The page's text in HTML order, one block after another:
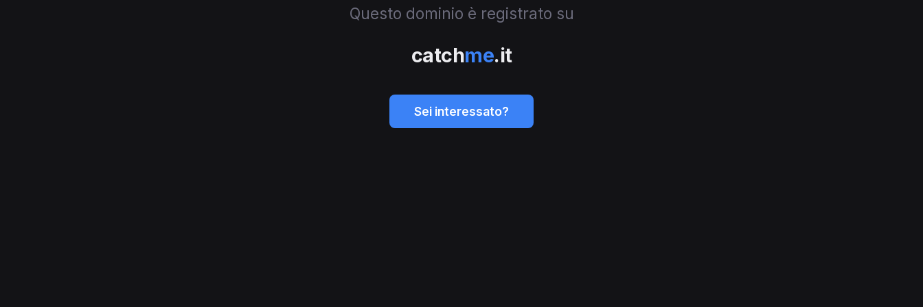
Questo dominio è registrato su
catchme.it
Sei interessato?